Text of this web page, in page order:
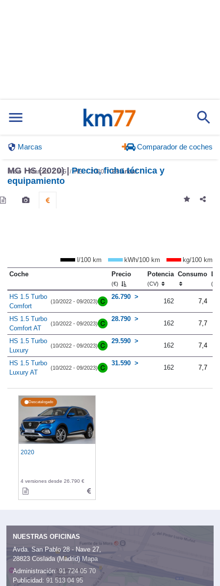
Marcas Comparador de coches
Inicio Marcas MG HS 2020 Estándar
MG HS (2020) |Precio, ficha técnica y
equipamiento
l/100 km kWh/100 km
kg/100 km
Coche
Precio
(€)
Potencia
(CV)
Consumo
HS 1.5 Turbo
Comfort
(10/2022 - 09/2023)
26.790
162 7,4
HS 1.5 Turbo
Comfort AT
(10/2022 - 09/2023)
28.790
162 7,7
HS 1.5 Turbo
Luxury
(10/2022 - 09/2023)
29.590
162 7,4
HS 1.5 Turbo
Luxury AT
(10/2022 - 09/2023)
31.590
162 7,7
Descatalogado
2020
4 versiones desde 26.790 €
NUESTRAS OFICINAS
Avda. San Pablo 28 - Nave 27,
28823 Coslada (Madrid) Mapa
Administración: 91 724 05 70
Publicidad: 91 513 04 95